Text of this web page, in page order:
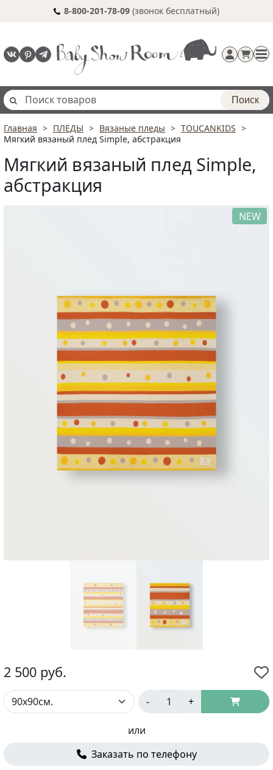
8-800-201-78-09 (звонок бесплатный)
Регистрация
Поиск
Главная ПЛЕДЫ Вязаные пледы
TOUCANKIDS
Мягкий вязаный плед Simple, абстракция
Мягкий вязаный плед Simple,
абстракция
NEW
2 500 руб.
- +
или
Заказать по телефону